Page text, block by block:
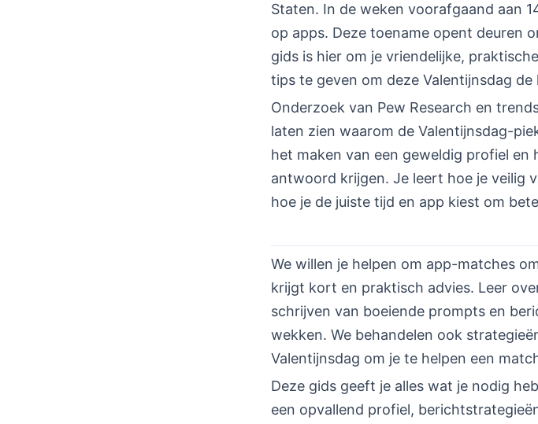
Staten. In de weken voorafgaand aan
op apps. Deze toename opent deuren
gids is hier om je vriendelijke,
tips te geven om deze Valentijnsdag
Onderzoek van Pew Research en
laten zien waarom de Valentijnsdag-
het maken van een geweldig profiel en
antwoord krijgen. Je leert hoe je veilig
hoe je de juiste tijd en app kiest om
We willen je helpen om app-matches
krijgt kort en praktisch advies. Leer
schrijven van boeiende prompts en
wekken. We behandelen ook
Valentijnsdag om je te helpen een
Deze gids geeft je alles wat je nodig
een opvallend profiel,